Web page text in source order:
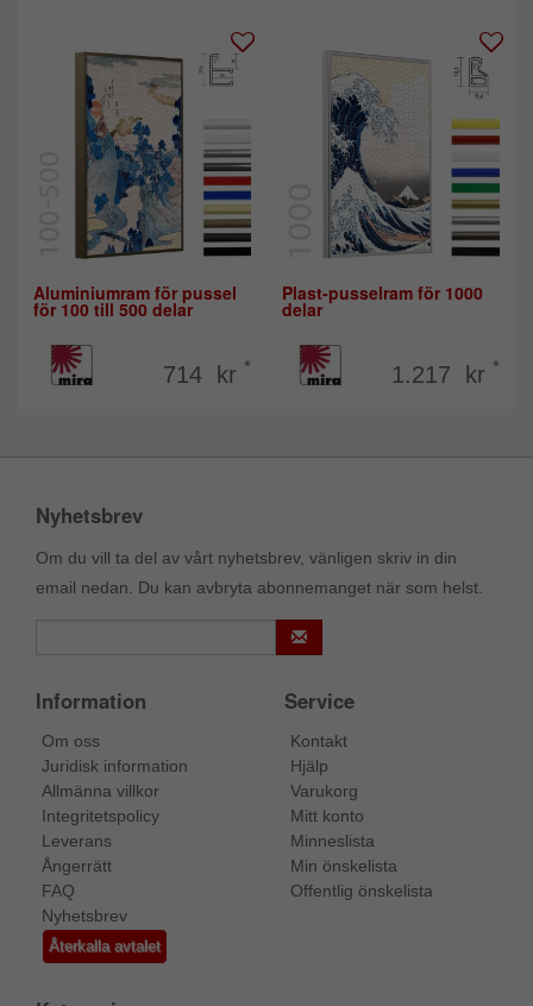
Aluminiumram för pussel
för 100 till 500 delar
714 kr *
Plast-pusselram för 1000
delar
1.217 kr *
Nyhetsbrev
Om du vill ta del av vårt nyhetsbrev, vänligen skriv in din
email nedan. Du kan avbryta abonnemanget när som helst.
Information
Om oss
Juridisk information
Allmänna villkor
Integritetspolicy
Leverans
Ångerrätt
FAQ
Nyhetsbrev
Återkalla avtalet
Service
Kontakt
Hjälp
Varukorg
Mitt konto
Minneslista
Min önskelista
Offentlig önskelista